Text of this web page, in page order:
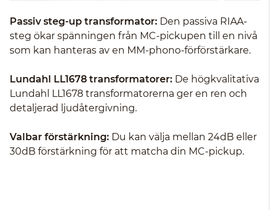
Passiv steg-up transformator: Den passiva RIAA-
steg ökar spänningen från MC-pickupen till en nivå
som kan hanteras av en MM-phono-förförstärkare.
Lundahl LL1678 transformatorer: De högkvalitativa
Lundahl LL1678 transformatorerna ger en ren och
detaljerad ljudåtergivning.
Valbar förstärkning: Du kan välja mellan 24dB eller
30dB förstärkning för att matcha din MC-pickup.